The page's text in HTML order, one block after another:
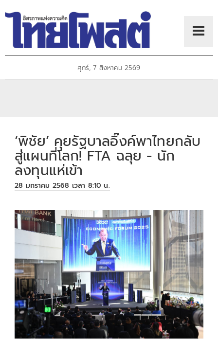
ศุกร์, 7 สิงหาคม 2569
‘พิชัย’ คุยรัฐบาลอิ๊งค์พาไทยกลับ
สู่แผนที่โลก! FTA ฉลุย - นัก
ลงทุนแห่เข้า
28 มกราคม 2568 เวลา 8:10 น.